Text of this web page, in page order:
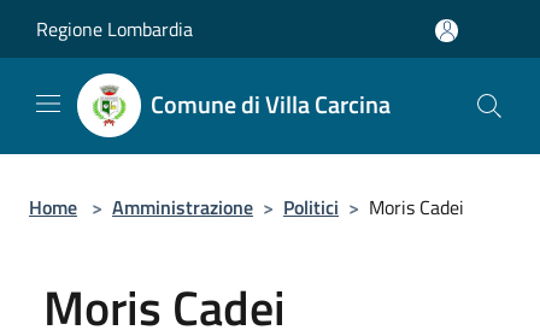
Regione Lombardia
Comune di Villa Carcina
Home > Amministrazione > Politici > Moris Cadei
Moris Cadei